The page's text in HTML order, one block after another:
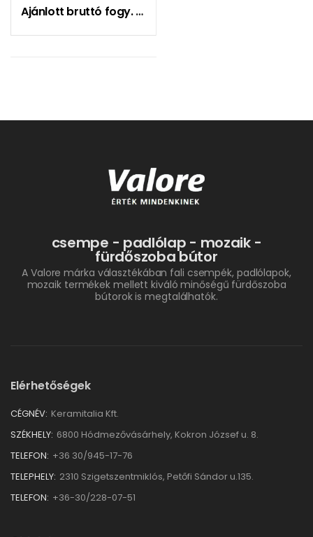
Ajánlott bruttó fogy. ár:
csempe - padlólap - mozaik -
fürdőszoba bútor
A Valore márka választékában fali csempék, padlólapok,
mozaik termékek mellett kiváló minőségű fürdőszoba
bútorok is megtalálhatók.
Elérhetőségek
CÉGNÉV: Keramitalia Kft.
SZÉKHELY: 6800 Hódmezővásárhely, Kokron József u. 8.
TELEFON: +36 30/945-17-76
TELEPHELY: 2310 Szigetszentmiklós, Petőfi Sándor u.135.
TELEFON: +36-30/228-07-51